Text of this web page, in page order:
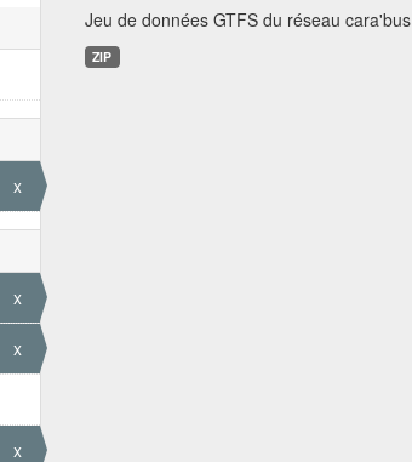
x
x
x
x
Jeu de données GTFS du réseau cara'bus
ZIP